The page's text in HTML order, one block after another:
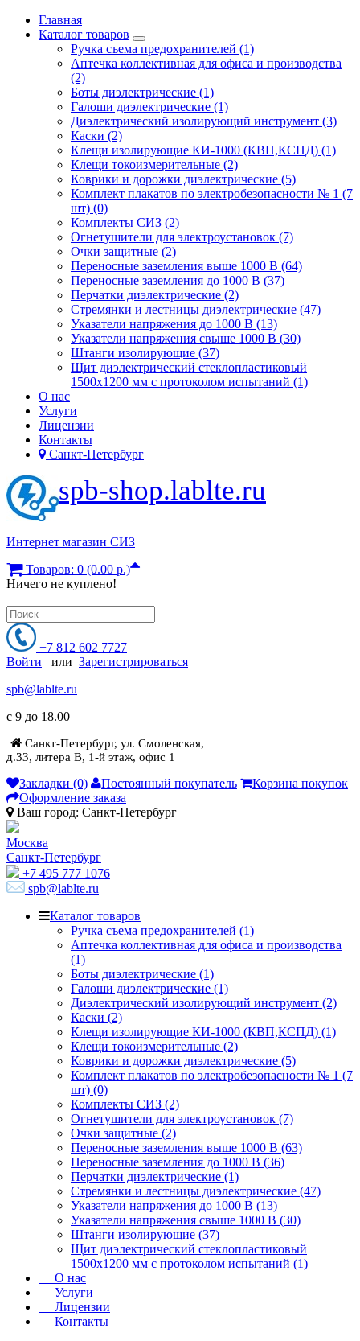
Главная
Каталог товаров
Ручка съема предохранителей (1)
Аптечка коллективная для офиса и производства
(2)
Боты диэлектрические (1)
Галоши диэлектрические (1)
Диэлектрический изолирующий инструмент (3)
Каски (2)
Клещи изолирующие КИ-1000 (КВП,КСПД) (1)
Клещи токоизмерительные (2)
Коврики и дорожки диэлектрические (5)
Комплект плакатов по электробезопасности № 1 (7
шт) (0)
Комплекты СИЗ (2)
Огнетушители для электроустановок (7)
Очки защитные (2)
Переносные заземления выше 1000 В (64)
Переносные заземления до 1000 В (37)
Перчатки диэлектрические (2)
Стремянки и лестницы диэлектрические (47)
Указатели напряжения до 1000 В (13)
Указатели напряжения свыше 1000 В (30)
Штанги изолирующие (37)
Щит диэлектрический стеклопластиковый
1500х1200 мм с протоколом испытаний (1)
О нас
Услуги
Лицензии
Контакты
Санкт-Петербург
spb-shop.lablte.ru
Интернет магазин СИЗ
Товаров: 0 (0.00 р.)
Ничего не куплено!
+7 812 602 7727
Войти или Зарегистрироваться
spb@lablte.ru
c 9 до 18.00
Санкт-Петербург, ул. Смоленская,
д.33, литера В, 1-й этаж, офис 1
Закладки (0) Постоянный покупатель
Корзина покупок
Оформление заказа
Ваш город: Санкт-Петербург
Москва
Санкт-Петербург
+7 495 777 1076
spb@lablte.ru
Каталог товаров
Ручка съема предохранителей (1)
Аптечка коллективная для офиса и производства
(1)
Боты диэлектрические (1)
Галоши диэлектрические (1)
Диэлектрический изолирующий инструмент (2)
Каски (2)
Клещи изолирующие КИ-1000 (КВП,КСПД) (1)
Клещи токоизмерительные (2)
Коврики и дорожки диэлектрические (5)
Комплект плакатов по электробезопасности № 1 (7
шт) (0)
Комплекты СИЗ (2)
Огнетушители для электроустановок (7)
Очки защитные (2)
Переносные заземления выше 1000 В (63)
Переносные заземления до 1000 В (36)
Перчатки диэлектрические (1)
Стремянки и лестницы диэлектрические (47)
Указатели напряжения до 1000 В (13)
Указатели напряжения свыше 1000 В (30)
Штанги изолирующие (37)
Щит диэлектрический стеклопластиковый
1500х1200 мм с протоколом испытаний (1)
О нас
Услуги
Лицензии
Контакты